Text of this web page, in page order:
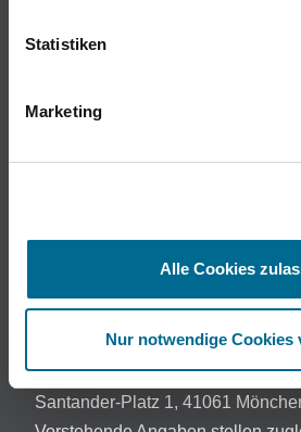
Statistiken
Marketing
Alle Cookies
Nur notwendige Cookies
Transparenz. Für Hinweisgeber
Die Bilder sind teilweise
Preisabweichungen in
Fahrzeugmodell und -ausstattung
ADarlehensgeber: Openbank
Santander-Platz 1, 41061